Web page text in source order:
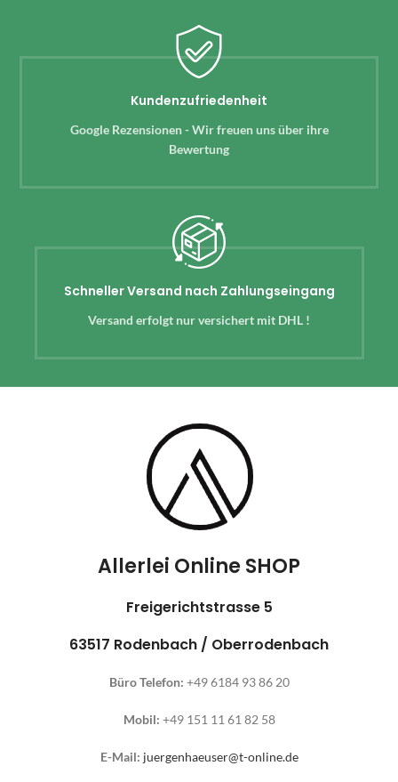
Kundenzufriedenheit
Google Rezensionen - Wir freuen uns über ihre
Bewertung
Schneller Versand nach Zahlungseingang
Versand erfolgt nur versichert mit DHL !
Allerlei Online SHOP
Freigerichtstrasse 5
63517 Rodenbach / Oberrodenbach
Büro Telefon: +49 6184 93 86 20
Mobil: +49 151 11 61 82 58
E-Mail: juergenhaeuser@t-online.de